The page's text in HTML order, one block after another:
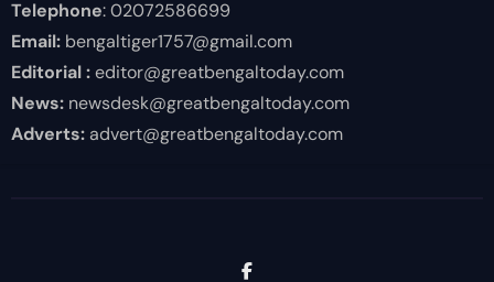
Telephone: 02072586699
Email:bengaltiger1757@gmail.com
Editorial :editor@greatbengaltoday.com
News:newsdesk@greatbengaltoday.com
Adverts:advert@greatbengaltoday.com